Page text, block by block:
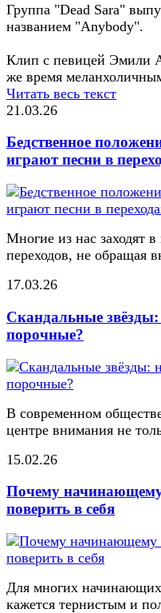
Группа "Dead Sara"
названием "Anybody".
Клип с певицей Эмили
же время
Читать весь текст
21.03.26
Бедственное
играют песни в
Многие из нас заходят
переходов, не обращая
17.03.26
Скандальные
порочные?
В современном
центре внимания не
15.02.26
Почему
поверить в себя
Для многих
кажется тернистым и